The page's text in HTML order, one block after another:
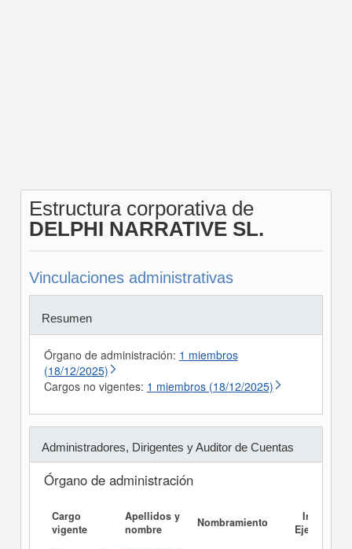
Estructura corporativa de
DELPHI NARRATIVE SL.
Vinculaciones administrativas
Resumen
Órgano de administración: 1 miembros
(18/12/2025)
Cargos no vigentes: 1 miembros (18/12/2025)
Administradores, Dirigentes y Auditor de Cuentas
Órgano de administración
Cargo
vigente
Apellidos y
nombre
Nombramiento
Informe
Ejecutivo